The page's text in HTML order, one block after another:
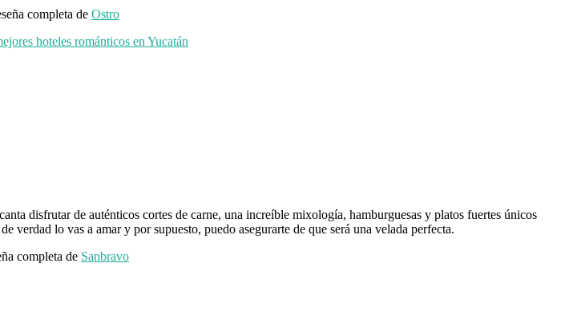
completa de Ostro
hoteles románticos en Yucatán
disfrutar de auténticos cortes de carne, una increíble mixología, hamburguesas y platos fuertes únicos
lo vas a amar y por supuesto, puedo asegurarte de que será una velada perfecta.
completa de Sanbravo